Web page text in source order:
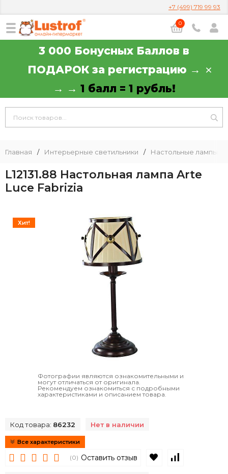
+7 (499) 719 99 93
0
3 000 Бонусных Баллов в
ПОДАРОК за регистрацию →
→ → 1 балл = 1 рубль!
Главная / Интерьерные светильники / Настольные лампы
L12131.88 Настольная лампа Arte
Luce Fabrizia
Хит!
Фотографии являются ознакомительными и
могут отличаться от оригинала.
Рекомендуем ознакомиться с подробными
характеристиками и описанием товара.
Код товара: 86232 Нет в наличии
Все характеристики
(0) Оставить отзыв В избранное